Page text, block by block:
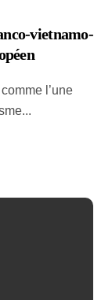
vietnamo-